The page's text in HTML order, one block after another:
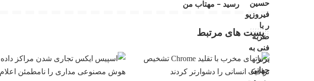
رسید – مهتاب من
پست های مرتبط